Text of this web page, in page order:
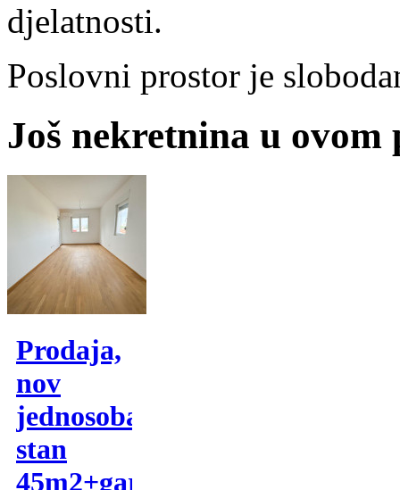
djelatnosti.
Poslovni prostor je
Još nekretnina u ovom
Prodaja,
nov
jednosoban
stan
45m2+garazno